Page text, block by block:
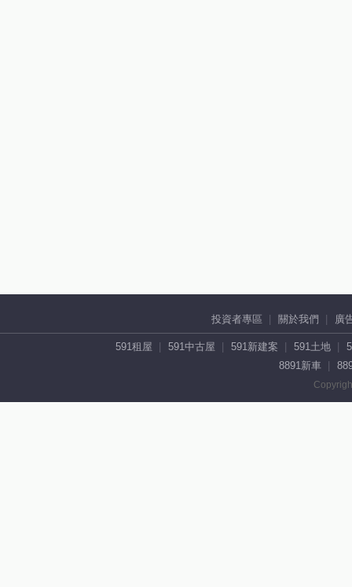
投資者專區 關於我們 廣
591租屋 591中古屋 591新建案 591土地
8891新車